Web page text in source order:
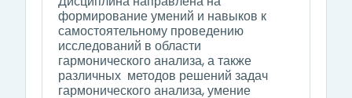
формирование умений и навыков к
самостоятельному проведению
исследований в области
гармонического анализа, а также
различных методов решений задач
гармонического анализа, умение